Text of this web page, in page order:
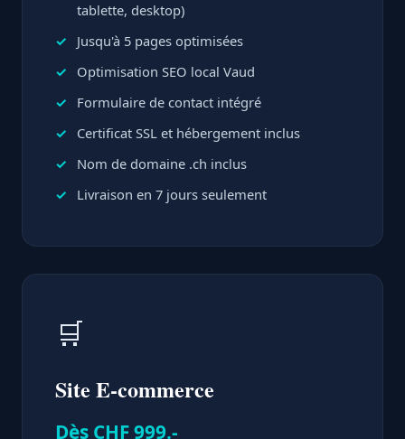
tablette, desktop)
Jusqu'à 5 pages optimisées
Optimisation SEO local Vaud
Formulaire de contact intégré
Certificat SSL et hébergement inclus
Nom de domaine .ch inclus
Livraison en 7 jours seulement
🛒
Site E-commerce
Dès CHF 999.-